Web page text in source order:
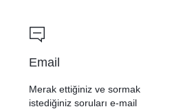
Email
Merak ettiğiniz ve sormak
istediğiniz soruları e-mail